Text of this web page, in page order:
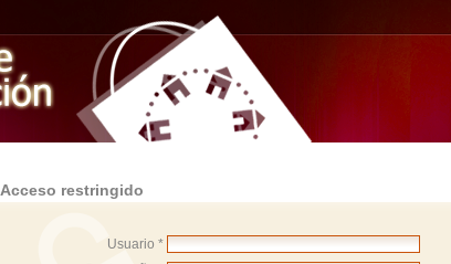
Acceso restringido
Usuario *